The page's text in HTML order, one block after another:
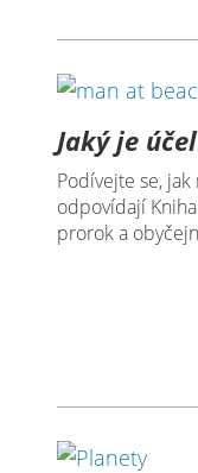
Jaký je
Podívejte se,
odpovídají
prorok a